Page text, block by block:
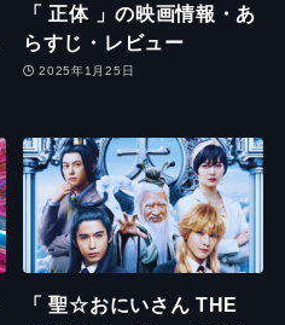
「 正体 」の映画情報・あ
らすじ・レビュー
2025年1月25日
「 聖☆おにいさん THE